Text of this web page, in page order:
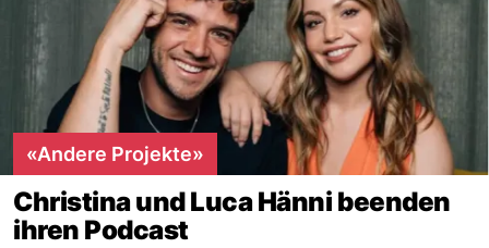
«Andere Projekte»
Christina und Luca Hänni beenden
ihren Podcast